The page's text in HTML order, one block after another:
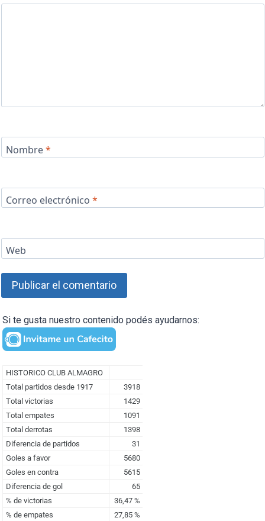
Nombre*
Correo electrónico *
Web
Si te gusta nuestro contenido podés ayudarnos: